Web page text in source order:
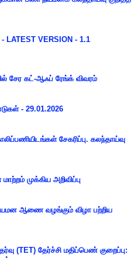
LATEST VERSION - 1.1
சேர கட்-ஆஃப் ரேங்க் விவரம்
- 29.01.2026
சேகரிப்பு. கலந்தாய்வு
முக்கிய அறிவிப்பு
ஆணை வழங்கும் விழா பற்றிய
(TET) தேர்ச்சி மதிப்பெண் குறைப்பு: